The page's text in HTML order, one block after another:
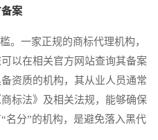
案
一家正规的商标代理机构，
以在相关官方网站查询其备案
资质的机构，其从业人员通常
标法》及相关法规，能够确保
名分”的机构，是避免落入黑代